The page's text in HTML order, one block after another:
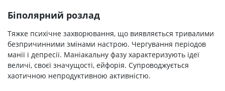
Біполярний розлад
Тяжке психічне захворювання, що виявляється тривалими
безпричинними змінами настрою. Чергування періодов
манії і депресії. Маніакальну фазу характеризують ідеї
величі, своєї значущості, ейфорія. Супроводжується
хаотичною непродуктивною активністю.